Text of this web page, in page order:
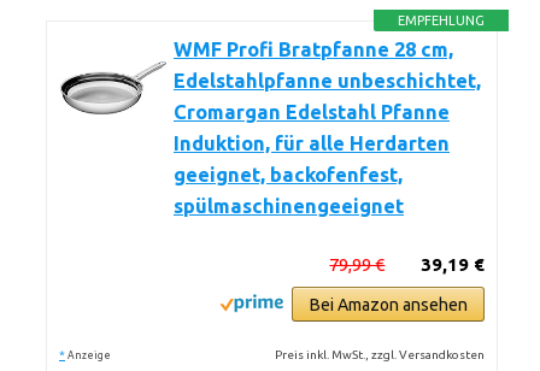
EMPFEHLUNG
WMF Profi Bratpfanne 28 cm,
Edelstahlpfanne unbeschichtet,
Cromargan Edelstahl Pfanne
Induktion, für alle Herdarten
geeignet, backofenfest,
spülmaschinengeeignet
39,19 €
79,99 €
Bei Amazon ansehen
* Anzeige Preis inkl. MwSt., zzgl. Versandkosten